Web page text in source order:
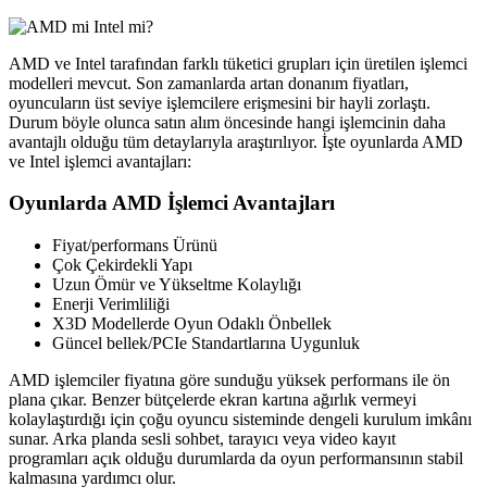
AMD ve Intel tarafından farklı tüketici grupları için üretilen işlemci
modelleri mevcut. Son zamanlarda artan donanım fiyatları,
oyuncuların üst seviye işlemcilere erişmesini bir hayli zorlaştı.
Durum böyle olunca satın alım öncesinde hangi işlemcinin daha
avantajlı olduğu tüm detaylarıyla araştırılıyor. İşte oyunlarda AMD
ve Intel işlemci avantajları:
Oyunlarda AMD İşlemci Avantajları
Fiyat/performans Ürünü
Çok Çekirdekli Yapı
Uzun Ömür ve Yükseltme Kolaylığı
Enerji Verimliliği
X3D Modellerde Oyun Odaklı Önbellek
Güncel bellek/PCIe Standartlarına Uygunluk
AMD işlemciler fiyatına göre sunduğu yüksek performans ile ön
plana çıkar. Benzer bütçelerde ekran kartına ağırlık vermeyi
kolaylaştırdığı için çoğu oyuncu sisteminde dengeli kurulum imkânı
sunar. Arka planda sesli sohbet, tarayıcı veya video kayıt
programları açık olduğu durumlarda da oyun performansının stabil
kalmasına yardımcı olur.